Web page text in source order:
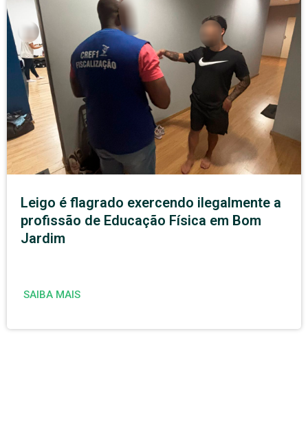
Leigo é flagrado exercendo ilegalmente a
profissão de Educação Física em Bom
Jardim
SAIBA MAIS